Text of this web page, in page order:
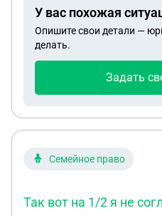
продать через 3 года без
распространяется ли ли
У вас похожая
Опишите свои детали —
делать.
Задать
Семейное право
Так вот на 1/2 я не